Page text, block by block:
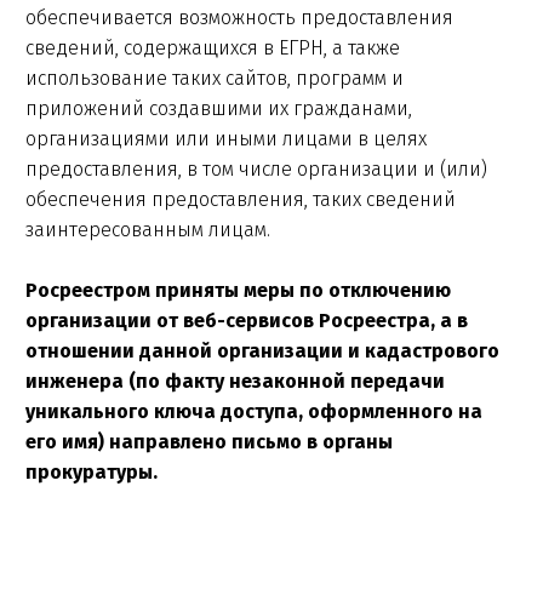
обеспечивается возможность предоставления
сведений, содержащихся в ЕГРН, а также
использование таких сайтов, программ и
приложений создавшими их гражданами,
организациями или иными лицами в целях
предоставления, в том числе организации и (или)
обеспечения предоставления, таких сведений
заинтересованным лицам.
Росреестром приняты меры по отключению
организации от веб-сервисов Росреестра, а в
отношении данной организации и кадастрового
инженера (по факту незаконной передачи
уникального ключа доступа, оформленного на
его имя) направлено письмо в органы
прокуратуры.